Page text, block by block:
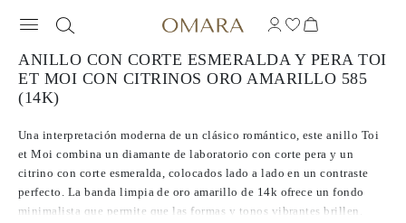
ANILLO CON CORTE ESMERALDA Y PERA TOI
ET MOI CON CITRINOS ORO AMARILLO 585
(14K)
Una interpretación moderna de un clásico romántico, este anillo Toi
et Moi combina un diamante de laboratorio con corte pera y un
citrino con corte esmeralda, colocados lado a lado en un contraste
perfecto. La banda limpia de oro amarillo de 14k ofrece un fondo
minimalista que permite que las formas y tonos vibrantes brillen.